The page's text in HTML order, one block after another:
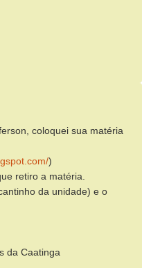
coloquei sua matéria
)
retiro a matéria.
da unidade) e o
da Caatinga